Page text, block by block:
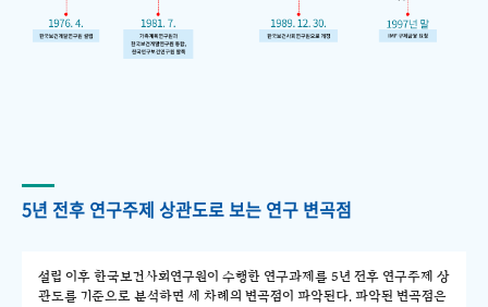
5년 전후 연구주제 상관도로 보는 연구 변곡점
설립 이후 한국보건사회연구원이 수행한 연구과제를 5년 전후 연구주제 상
관도를 기준으로 분석하면 세 차례의 변곡점이 파악된다. 파악된 변곡점은